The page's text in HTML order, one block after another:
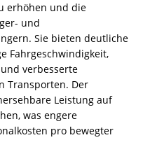
erhöhen und die
und
Sie bieten deutliche
Fahrgeschwindigkeit,
verbesserte
Transporten. Der
Leistung auf
was engere
pro bewegter